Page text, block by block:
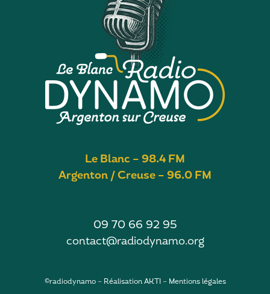
RSS FEED
SHARE
LINK
EMBED
Le Blanc – 98.4 FM
Argenton / Creuse – 96.0 FM
09 70 66 92 95
contact@radiodynamo.org
©radiodynamo – RéalisationAKTI– Mentions légales